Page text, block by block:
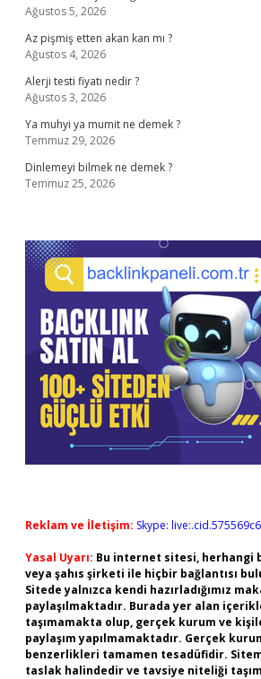
Ağustos 5, 2026
Az pişmiş etten akan kan mı ?
Ağustos 4, 2026
Alerji testi fiyatı nedir ?
Ağustos 3, 2026
Ya muhyi ya mumit ne demek ?
Temmuz 29, 2026
Dinlemeyi bilmek ne demek ?
Temmuz 25, 2026
Reklam ve İletişim: Skype:
Yasal Uyarı: Bu internet sitesi, herhangi
veya şahıs şirketi ile hiçbir bağlantısı
Sitede yalnızca kendi hazırladığımız
paylaşılmaktadır. Burada yer alan
taşımamakta olup, gerçek kurum ve
paylaşım yapılmamaktadır. Gerçek
benzerlikleri tamamen tesadüfidir.
taslak halindedir ve tavsiye niteliği